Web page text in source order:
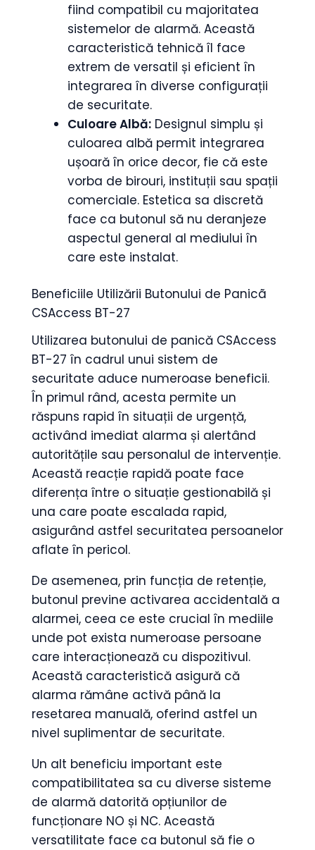
fiind compatibil cu majoritatea
sistemelor de alarmă. Această
caracteristică tehnică îl face
extrem de versatil și eficient în
integrarea în diverse configurații
de securitate.
Culoare Albă: Designul simplu și
culoarea albă permit integrarea
ușoară în orice decor, fie că este
vorba de birouri, instituții sau spații
comerciale. Estetica sa discretă
face ca butonul să nu deranjeze
aspectul general al mediului în
care este instalat.
Beneficiile Utilizării Butonului de Panicã
CSAccess BT-27
Utilizarea butonului de panică CSAccess
BT-27 în cadrul unui sistem de
securitate aduce numeroase beneficii.
În primul rând, acesta permite un
răspuns rapid în situații de urgență,
activând imediat alarma și alertând
autoritățile sau personalul de intervenție.
Această reacție rapidă poate face
diferența între o situație gestionabilă și
una care poate escalada rapid,
asigurând astfel securitatea persoanelor
aflate în pericol.
De asemenea, prin funcția de retenție,
butonul previne activarea accidentală a
alarmei, ceea ce este crucial în mediile
unde pot exista numeroase persoane
care interacționează cu dispozitivul.
Această caracteristică asigură că
alarma rămâne activă până la
resetarea manuală, oferind astfel un
nivel suplimentar de securitate.
Un alt beneficiu important este
compatibilitatea sa cu diverse sisteme
de alarmă datorită opțiunilor de
funcționare NO și NC. Această
versatilitate face ca butonul să fie o